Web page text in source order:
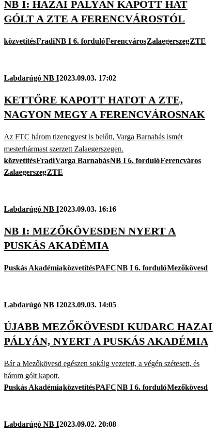
NB I: HAZAI PÁLYÁN KAPOTT HAT
GÓLT A ZTE A FERENCVÁROSTÓL
közvetítésFradiNB I 6. fordulóFerencvárosZalaegerszegZTE
Labdarúgó NB I2023.09.03. 17:02
KETTŐRE KAPOTT HATOT A ZTE,
NAGYON MEGY A FERENCVÁROSNAK
Az FTC három tizenegyest is belőtt, Varga Barnabás ismét
mesterhármast szerzett Zalaegerszegen.
közvetítésFradiVarga BarnabásNB I 6. fordulóFerencváros
ZalaegerszegZTE
Labdarúgó NB I2023.09.03. 16:16
NB I: MEZŐKÖVESDEN NYERT A
PUSKÁS AKADÉMIA
Puskás AkadémiaközvetítésPAFCNB I 6. fordulóMezőkövesd
Labdarúgó NB I2023.09.03. 14:05
ÚJABB MEZŐKÖVESDI KUDARC HAZAI
PÁLYÁN, NYERT A PUSKÁS AKADÉMIA
Bár a Mezőkövesd egészen sokáig vezetett, a végén szétesett, és
három gólt kapott.
Puskás AkadémiaközvetítésPAFCNB I 6. fordulóMezőkövesd
Labdarúgó NB I2023.09.02. 20:08